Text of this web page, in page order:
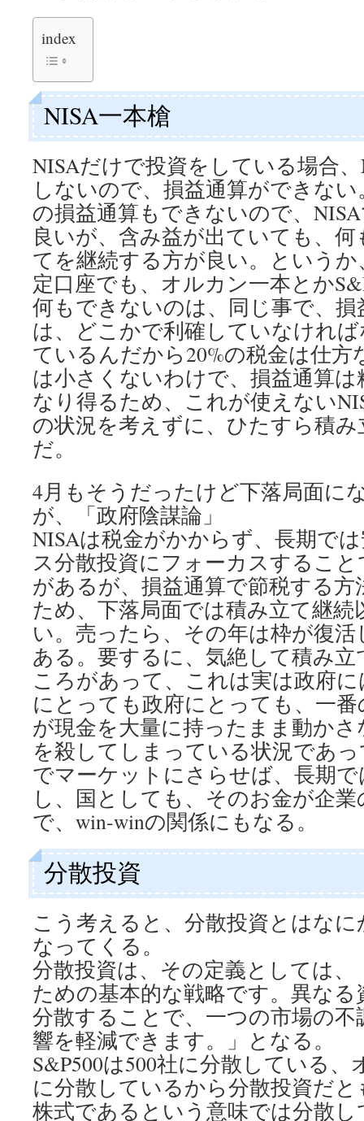
index
NISA一本槍
NISAだけで投資をしている場合
しないので、損益通算ができな
の損益通算もできないので、
良いが、含み益が出ていても、
てを継続する方が良い。という
定口座でも、オルカン一本とか
何もできないのは、同じ事で、
は、どこかで利確していなけれ
ているんだから20%の税金は仕方
は小さくないわけで、損益通算
なり得るため、これが使えない
の状況を考えずに、ひたすら積
だ。
4月もそうだったけど下落局面に
が、「政府陰謀論」
NISAは税金がかからず、長期で
ス分散投資にフォーカスするこ
があるが、損益通算で節税する
ため、下落局面では積み立て継続
い。売ったら、その年は枠が復
ある。要するに、気絶して積み
ころがあって、これは実は政府
にとっても政府にとっても、一
が現金を大量に持ったまま動か
を殺してしまっている状況であ
でマーケットにさらせば、長期
し、国としても、そのお金が企
で、win-winの関係にもなる。
分散投資
こう考えると、分散投資とはな
なってくる。
分散投資は、その定義としては
ための基本的な戦略です。異な
分散することで、一つの市場の
響を軽減できます。」となる。
S&P500は500社に分散している、
に分散しているから分散投資だ
株式であるという意味では分散